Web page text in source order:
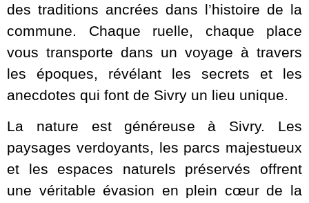
des traditions ancrées dans l’histoire de la
commune. Chaque ruelle, chaque place
vous transporte dans un voyage à travers
les époques, révélant les secrets et les
anecdotes qui font de Sivry un lieu unique.
La nature est généreuse à Sivry. Les
paysages verdoyants, les parcs majestueux
et les espaces naturels préservés offrent
une véritable évasion en plein cœur de la